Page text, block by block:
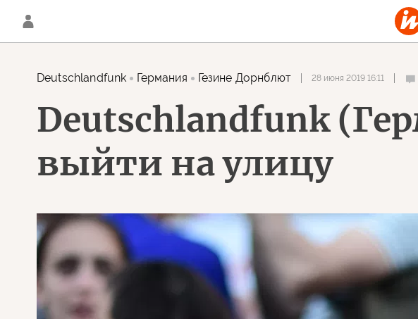
Deutschlandfunk Германия Гезине Дорнблют 28 июня 2019 16:11
Deutschlandfunk
выйти на улицу